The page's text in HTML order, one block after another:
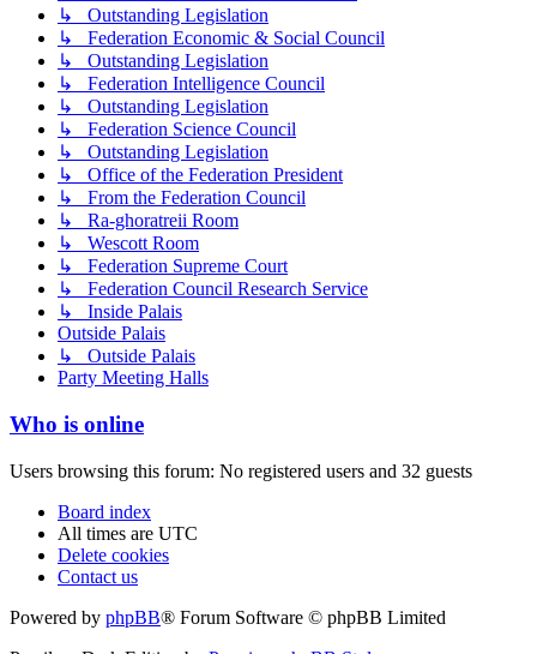
↳ Outstanding Legislation
↳ Federation Economic & Social Council
↳ Outstanding Legislation
↳ Federation Intelligence Council
↳ Outstanding Legislation
↳ Federation Science Council
↳ Outstanding Legislation
↳ Office of the Federation President
↳ From the Federation Council
↳ Ra-ghoratreii Room
↳ Wescott Room
↳ Federation Supreme Court
↳ Federation Council Research Service
↳ Inside Palais
Outside Palais
↳ Outside Palais
Party Meeting Halls
Who is online
Users browsing this forum: No registered users and 32 guests
Board index
All times are UTC
Delete cookies
Contact us
Powered by phpBB® Forum Software © phpBB Limited